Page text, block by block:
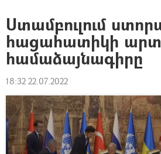
Ստամբուլում
հացահատիկի
համաձայնագիրը
18:32 22.07.2022